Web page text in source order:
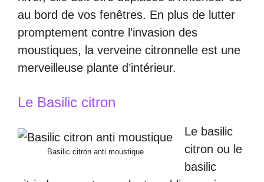
au bord de vos fenêtres. En plus de lutter
promptement contre l’invasion des
moustiques, la verveine citronnelle est une
merveilleuse plante d’intérieur.
Le Basilic citron
Basilic citron anti moustique
Le basilic
citron ou le
basilic